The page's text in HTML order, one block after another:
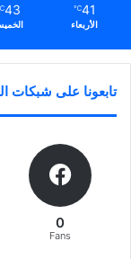
41
℃
الأربعاء
43
تابعونا على شبكات
0
Fans